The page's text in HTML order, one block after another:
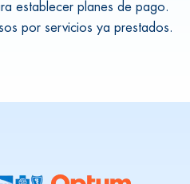
establecer planes de pago.
por servicios ya prestados.